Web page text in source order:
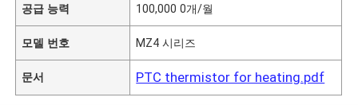
공급 능력 100,000 0개/월
모델 번호 MZ4 시리즈
문서 PTC thermistor for heating.pdf